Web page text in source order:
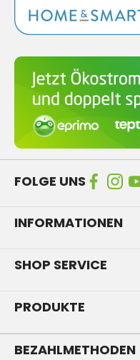
FOLGE UNS
INFORMATIONEN
SHOP SERVICE
PRODUKTE
BEZAHLMETHODEN